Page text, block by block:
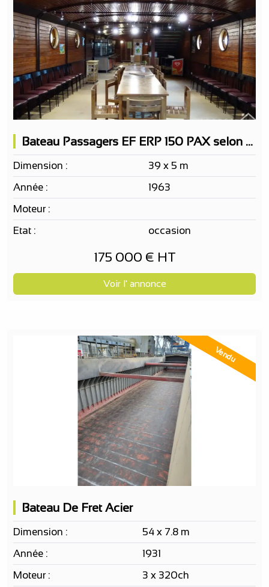
Bateau Passagers EF ERP 150 PAX selon votre projet,...
Dimension :
39 x 5 m
Année :
1963
Moteur :
Etat :
occasion
175 000 € HT
Voir l' annonce
Vendu
Bateau De Fret Acier
Dimension :
54 x 7.8 m
Année :
1931
Moteur :
3 x 320ch